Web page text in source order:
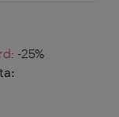
: -25%